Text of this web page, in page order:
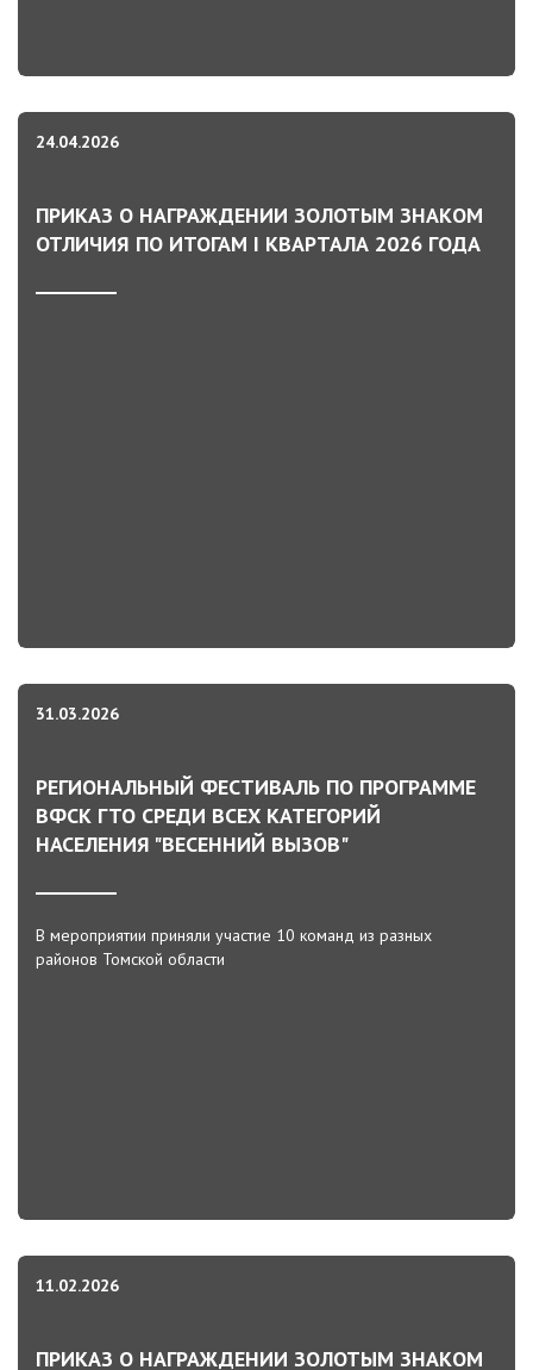
24.04.2026
ПРИКАЗ О НАГРАЖДЕНИИ ЗОЛОТЫМ ЗНАКОМ
ОТЛИЧИЯ ПО ИТОГАМ I КВАРТАЛА 2026 ГОДА
31.03.2026
РЕГИОНАЛЬНЫЙ ФЕСТИВАЛЬ ПО ПРОГРАММЕ
ВФСК ГТО СРЕДИ ВСЕХ КАТЕГОРИЙ
НАСЕЛЕНИЯ "ВЕСЕННИЙ ВЫЗОВ"
В мероприятии приняли участие 10 команд из разных
районов Томской области
11.02.2026
ПРИКАЗ О НАГРАЖДЕНИИ ЗОЛОТЫМ ЗНАКОМ